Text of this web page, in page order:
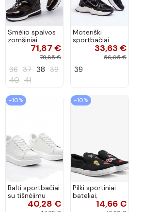
Smėlio spalvos
zomšiniai
sportiniai
bateliai, „Karino"
71,87 €
79,85 €
36 37 38 39
40 41
Moteriški
sportbačiai
juodos spalvos
33,63 €
56,05 €
39
−10%
Balti sportbačiai
su tišnėjimu
Peyton40,28 €
−10%
Pilki sportiniai
bateliai,
„Justice"14,66 €